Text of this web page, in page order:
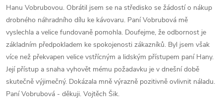
Hanu Vobrubovou. Obrátil jsem se na středisko se žádostí o nákup
drobného náhradního dílu ke kávovaru. Paní Vobrubová mě
vyslechla a velice fundovaně pomohla. Doufejme, že odbornost je
základním předpokladem ke spokojenosti zákazníků. Byl jsem však
více než překvapen velice vstřícným a lidským přístupem paní Hany.
Její přístup a snaha vyhovět mému požadavku je v dnešní době
skutečně výjimečný. Dokázala mně výrazně pozitivně ovlivnit náladu.
Paní Vobrubová - děkuji. Vojtěch Šik.